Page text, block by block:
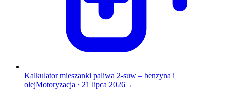
Kalkulator mieszanki paliwa 2-suw – benzyna i
olejMotoryzacja · 21 lipca 2026→